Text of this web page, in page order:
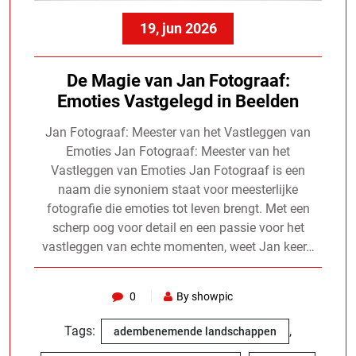
19, jun 2026
De Magie van Jan Fotograaf:
Emoties Vastgelegd in Beelden
Jan Fotograaf: Meester van het Vastleggen van
Emoties Jan Fotograaf: Meester van het
Vastleggen van Emoties Jan Fotograaf is een
naam die synoniem staat voor meesterlijke
fotografie die emoties tot leven brengt. Met een
scherp oog voor detail en een passie voor het
vastleggen van echte momenten, weet Jan keer…
0 By showpic
Tags: adembenemende landschappen ,